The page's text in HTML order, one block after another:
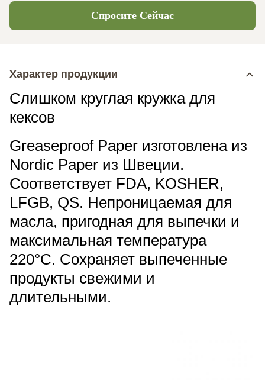
Спросите Сейчас
Характер продукции
Слишком круглая кружка для
кексов
Greaseproof Paper изготовлена из
Nordic Paper из Швеции.
Соответствует FDA, KOSHER,
LFGB, QS. Непроницаемая для
масла, пригодная для выпечки и
максимальная температура
220°C. Сохраняет выпеченные
продукты свежими и
длительными.